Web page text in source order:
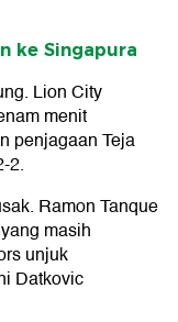
ke Singapura
Lion City
menit
penjagaan Teja
2.
Ramon Tanque
masih
unjuk
Datkovic